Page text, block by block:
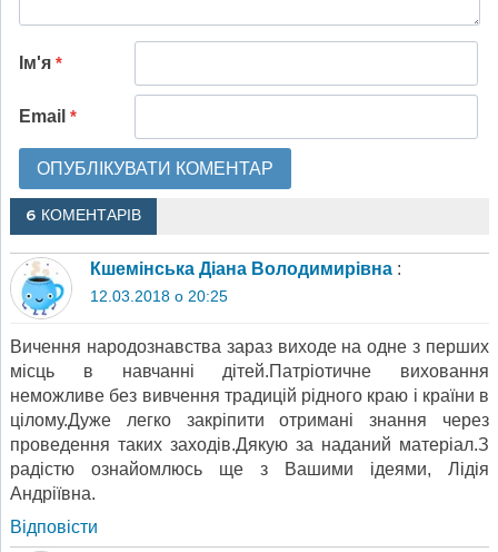
Ім'я *
Email *
6 КОМЕНТАРІВ
Кшемінська Діана Володимирівна :
12.03.2018 о 20:25
Вичення народознавства зараз виходе на одне з перших
місць в навчанні дітей.Патріотичне виховання
неможливе без вивчення традицій рідного краю і країни в
цілому.Дуже легко закріпити отримані знання через
проведення таких заходів.Дякую за наданий матеріал.З
радістю ознайомлюсь ще з Вашими ідеями, Лідія
Андріївна.
Відповіcти